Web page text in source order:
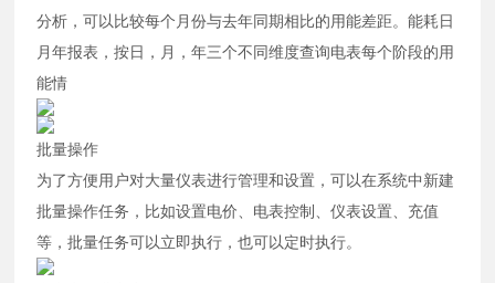
分析，可以比较每个月份与去年同期相比的用能差距。能耗日
月年报表，按日，月，年三个不同维度查询电表每个阶段的用
能情
批量操作
为了方便用户对大量仪表进行管理和设置，可以在系统中新建
批量操作任务，比如设置电价、电表控制、仪表设置、充值
等，批量任务可以立即执行，也可以定时执行。